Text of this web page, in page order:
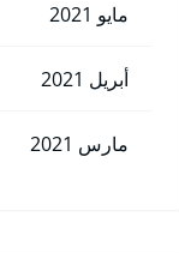
مايو 2021
أبريل 2021
مارس 2021